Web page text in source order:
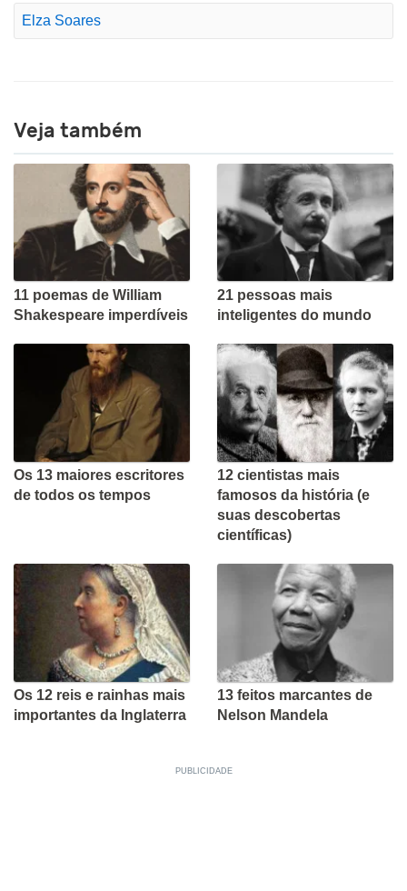
Elza Soares
Veja também
11 poemas de William
Shakespeare imperdíveis
21 pessoas mais
inteligentes do mundo
Os 13 maiores escritores
de todos os tempos
12 cientistas mais
famosos da história (e
suas descobertas
científicas)
Os 12 reis e rainhas mais
importantes da Inglaterra
13 feitos marcantes de
Nelson Mandela